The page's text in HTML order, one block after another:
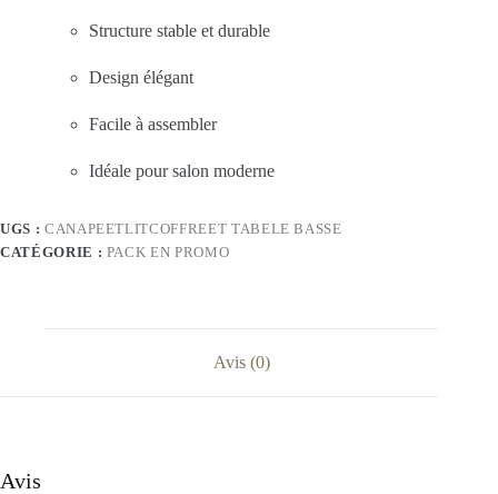
Structure stable et durable
Design élégant
Facile à assembler
Idéale pour salon moderne
UGS : CANAPEETLITCOFFREET TABELE BASSE
CATÉGORIE : PACK EN PROMO
Avis (0)
Avis